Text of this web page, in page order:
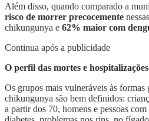
Além disso, quando comparado a
risco de morrer precocemente
chikungunya e 62% maior com
Continua após a publicidade
O perfil das mortes e hospitalizações
Os grupos mais vulneráveis às formas
chikungunya são bem definidos:
a partir dos 70, homens e pessoas